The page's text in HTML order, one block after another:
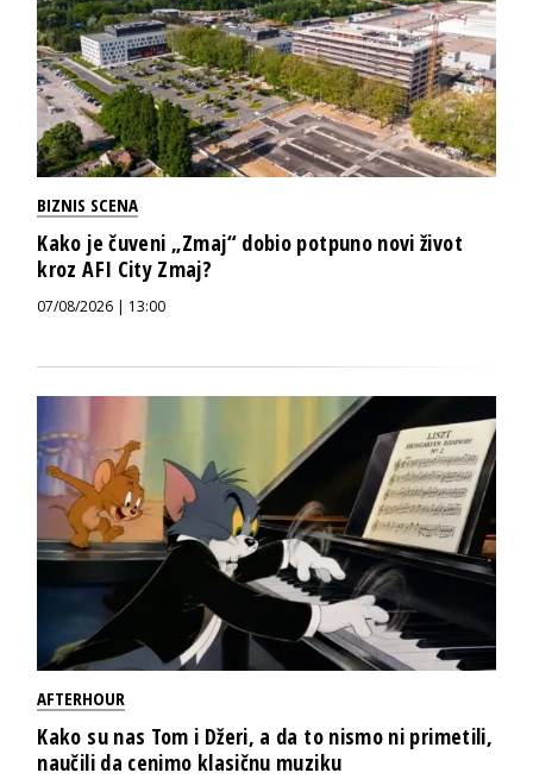
BIZNIS SCENA
Kako je čuveni „Zmaj“ dobio potpuno novi život
kroz AFI City Zmaj?
07/08/2026 | 13:00
AFTERHOUR
Kako su nas Tom i Džeri, a da to nismo ni primetili,
naučili da cenimo klasičnu muziku